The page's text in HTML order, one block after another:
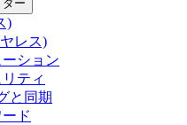
ー
)
レス)
ション
ティ
と同期
ド